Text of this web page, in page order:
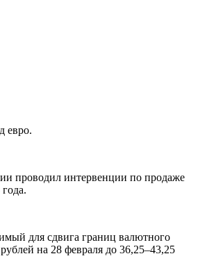
евро.
проводил интервенции по продаже
для сдвига границ валютного
на 28 февраля до 36,25–43,25